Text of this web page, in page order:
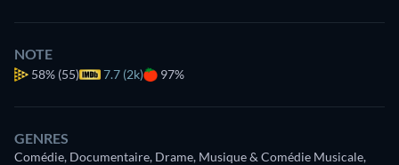
NOTE
58% (55) 7.7 (2k) 97%
GENRES
Comédie, Documentaire, Drame, Musique & Comédie Musicale,